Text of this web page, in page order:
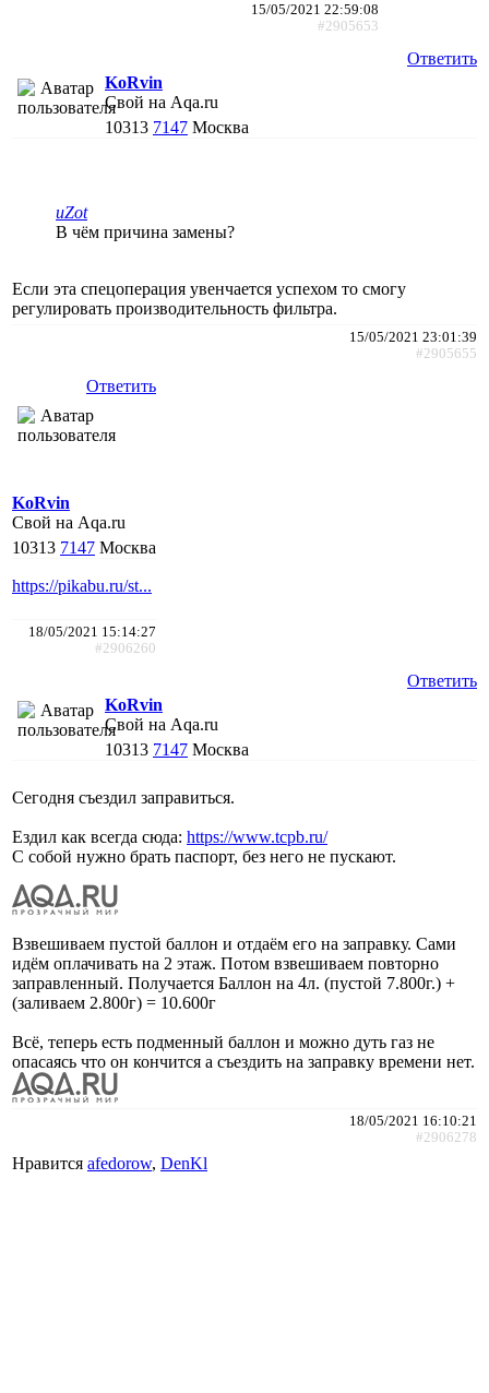
15/05/2021 22:59:08
#2905653
Ответить
KoRvin
Свой на Aqa.ru
10313 7147 Москва
uZot
В чём причина замены?
Если эта спецоперация увенчается успехом то смогу
регулировать производительность фильтра.
15/05/2021 23:01:39
#2905655
Ответить
KoRvin
Свой на Aqa.ru
10313 7147 Москва
https://pikabu.ru/st...
18/05/2021 15:14:27
#2906260
Ответить
KoRvin
Свой на Aqa.ru
10313 7147 Москва
Сегодня съездил заправиться.
Ездил как всегда сюда: https://www.tcpb.ru/
С собой нужно брать паспорт, без него не пускают.
Взвешиваем пустой баллон и отдаём его на заправку. Сами
идём оплачивать на 2 этаж. Потом взвешиваем повторно
заправленный. Получается Баллон на 4л. (пустой 7.800г.) +
(заливаем 2.800г) = 10.600г
Всё, теперь есть подменный баллон и можно дуть газ не
опасаясь что он кончится а съездить на заправку времени нет.
18/05/2021 16:10:21
#2906278
Нравится afedorow, DenKl